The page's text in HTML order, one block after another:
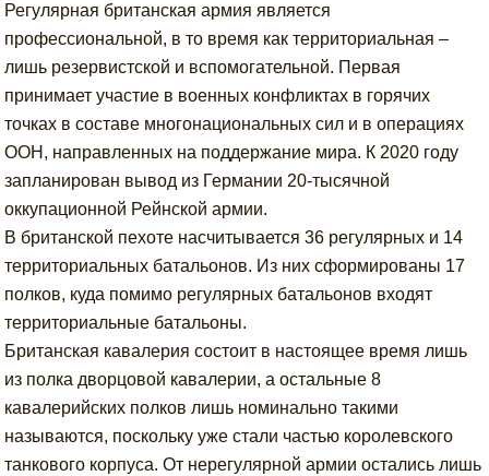
Регулярная британская армия является
профессиональной, в то время как территориальная –
лишь резервистской и вспомогательной. Первая
принимает участие в военных конфликтах в горячих
точках в составе многонациональных сил и в операциях
ООН, направленных на поддержание мира. К 2020 году
запланирован вывод из Германии 20-тысячной
оккупационной Рейнской армии.
В британской пехоте насчитывается 36 регулярных и 14
территориальных батальонов. Из них сформированы 17
полков, куда помимо регулярных батальонов входят
территориальные батальоны.
Британская кавалерия состоит в настоящее время лишь
из полка дворцовой кавалерии, а остальные 8
кавалерийских полков лишь номинально такими
называются, поскольку уже стали частью королевского
танкового корпуса. От нерегулярной армии остались лишь